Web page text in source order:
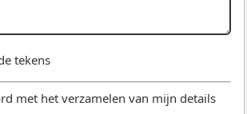
tekens
met het verzamelen van mijn details